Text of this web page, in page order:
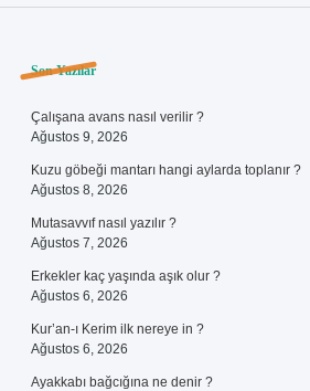
Sidebar
Son Yazılar
Çalışana avans nasıl verilir ?
Ağustos 9, 2026
Kuzu göbeği mantarı hangi aylarda toplanır ?
Ağustos 8, 2026
Mutasavvıf nasıl yazılır ?
Ağustos 7, 2026
Erkekler kaç yaşında aşık olur ?
Ağustos 6, 2026
Kur’an-ı Kerim ilk nereye in ?
Ağustos 6, 2026
Ayakkabı bağcığına ne denir ?